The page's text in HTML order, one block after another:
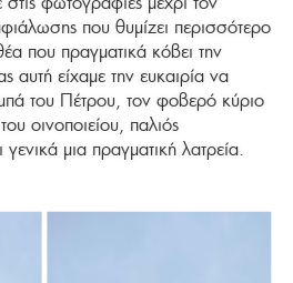
που θυμίζει περισσότερο
που πραγματικά κόβει την
αυτή είχαμε την ευκαιρία να
του Πέτρου, τον φοβερό κύριο
οινοποιείου, παλιός
μια πραγματική λατρεία.